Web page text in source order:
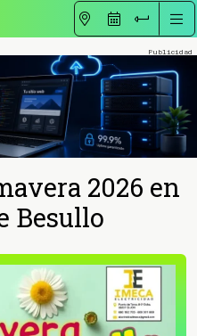
2026 en
Besullo